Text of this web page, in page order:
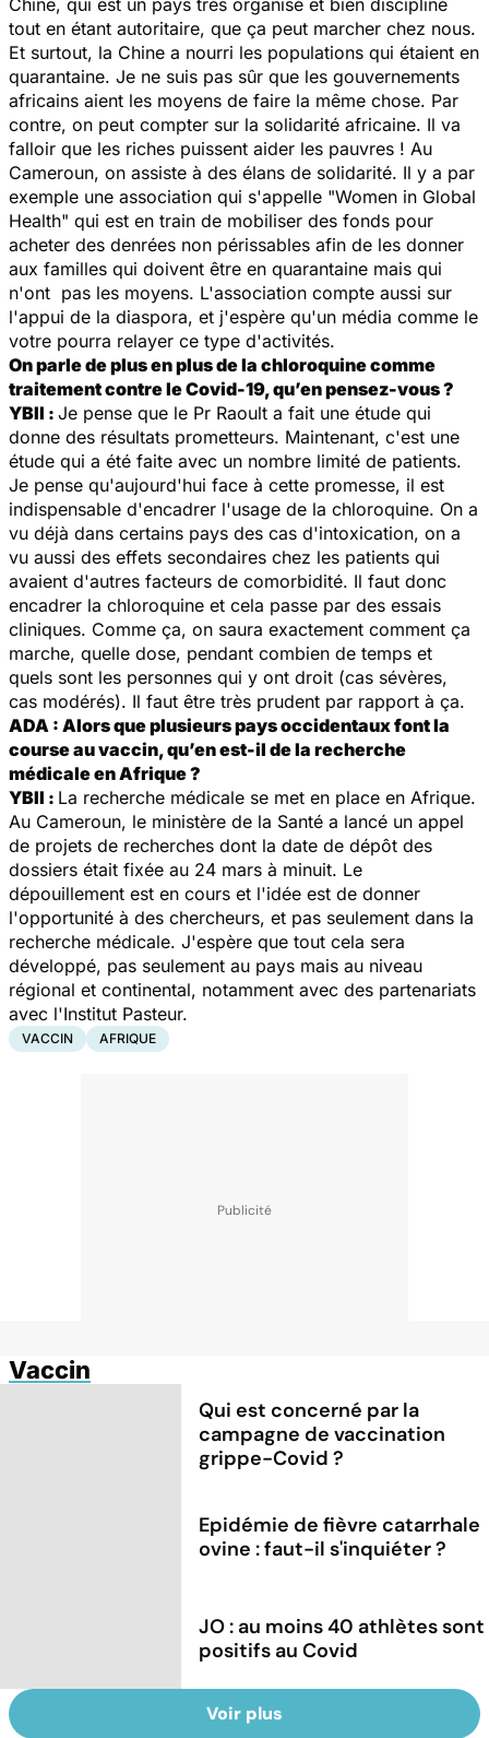
tout en étant autoritaire, que ça peut marcher chez nous.
Et surtout, la Chine a nourri les populations qui étaient en
quarantaine. Je ne suis pas sûr que les gouvernements
africains aient les moyens de faire la même chose. Par
contre, on peut compter sur la solidarité africaine. Il va
falloir que les riches puissent aider les pauvres ! Au
Cameroun, on assiste à des élans de solidarité. Il y a par
exemple une association qui s'appelle "Women in Global
Health" qui est en train de mobiliser des fonds pour
acheter des denrées non périssables afin de les donner
aux familles qui doivent être en quarantaine mais qui
n'ont pas les moyens. L'association compte aussi sur
l'appui de la diaspora, et j'espère qu'un média comme le
votre pourra relayer ce type d'activités.
On parle de plus en plus de la chloroquine comme
traitement contre le Covid-19, qu’en pensez-vous ?
YBII : Je pense que le Pr Raoult a fait une étude qui
donne des résultats prometteurs. Maintenant, c'est une
étude qui a été faite avec un nombre limité de patients.
Je pense qu'aujourd'hui face à cette promesse, il est
indispensable d'encadrer l'usage de la chloroquine. On a
vu déjà dans certains pays des cas d'intoxication, on a
vu aussi des effets secondaires chez les patients qui
avaient d'autres facteurs de comorbidité. Il faut donc
encadrer la chloroquine et cela passe par des essais
cliniques. Comme ça, on saura exactement comment ça
marche, quelle dose, pendant combien de temps et
quels sont les personnes qui y ont droit (cas sévères,
cas modérés). Il faut être très prudent par rapport à ça.
ADA : Alors que plusieurs pays occidentaux font la
course au vaccin, qu’en est-il de la recherche
médicale en Afrique ?
YBII : La recherche médicale se met en place en Afrique.
Au Cameroun, le ministère de la Santé a lancé un appel
de projets de recherches dont la date de dépôt des
dossiers était fixée au 24 mars à minuit. Le
dépouillement est en cours et l'idée est de donner
l'opportunité à des chercheurs, et pas seulement dans la
recherche médicale. J'espère que tout cela sera
développé, pas seulement au pays mais au niveau
régional et continental, notamment avec des partenariats
avec l'Institut Pasteur.
VACCIN AFRIQUE
Vaccin
Qui est concerné par la
campagne de vaccination
grippe-Covid ?
Epidémie de fièvre catarrhale
ovine : faut-il s'inquiéter ?
JO : au moins 40 athlètes sont
positifs au Covid
Voir plus